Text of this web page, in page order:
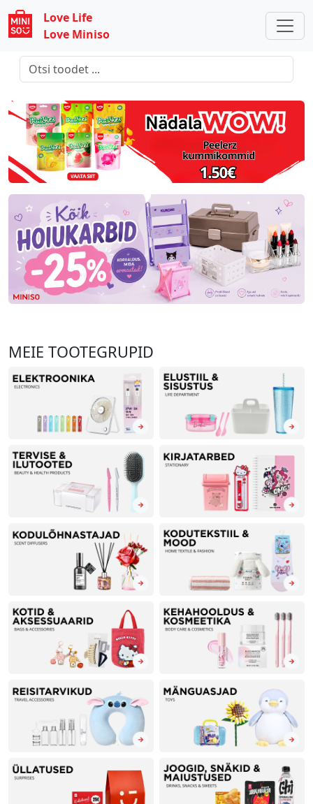
Love Life
Love Miniso
MEIE TOOTEGRUPID